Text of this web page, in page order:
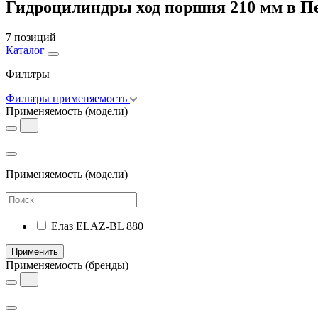
Гидроцилиндры ход поршня 210 мм в
7 позиций
Каталог
Фильтры
Фильтры применяемость
Применяемость (модели)
Применяемость (модели)
Елаз ELAZ-BL 880
Применить
Применяемость (бренды)